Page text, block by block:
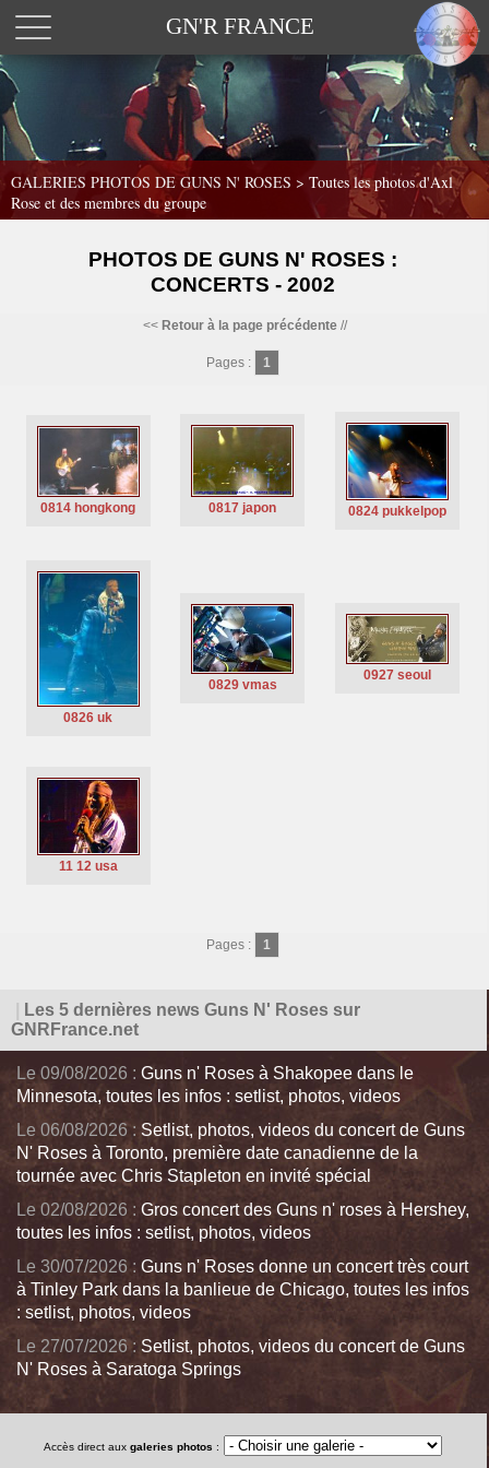
GN'R FRANCE
GALERIES PHOTOS DE GUNS N' ROSES > Toutes les photos d'Axl
Rose et des membres du groupe
PHOTOS DE GUNS N' ROSES :
CONCERTS - 2002
<< Retour à la page précédente//
Pages : 1
0814 hongkong 0817 japon 0824 pukkelpop
0826 uk
0829 vmas
0927 seoul
11 12 usa
Pages : 1
Les 5 dernières news Guns N' Roses sur
GNRFrance.net
Le 09/08/2026 : Guns n' Roses à Shakopee dans le
Minnesota, toutes les infos : setlist, photos, videos
Le 06/08/2026 : Setlist, photos, videos du concert de Guns
N' Roses à Toronto, première date canadienne de la
tournée avec Chris Stapleton en invité spécial
Le 02/08/2026 : Gros concert des Guns n' roses à Hershey,
toutes les infos : setlist, photos, videos
Le 30/07/2026 : Guns n' Roses donne un concert très court
à Tinley Park dans la banlieue de Chicago, toutes les infos
: setlist, photos, videos
Le 27/07/2026 : Setlist, photos, videos du concert de Guns
N' Roses à Saratoga Springs
Accès direct auxgaleries photos :